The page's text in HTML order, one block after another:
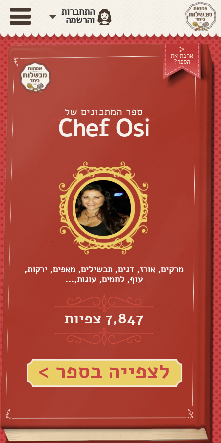
התחברות
והרשמה
אהבת את
הספר?
ספר המתכונים של
Chef Osi
מרקים, אורז, דגים, תבשילים, מאפים, ירקות,
עוף, לחמים, עוגות,...
7,847 צפיות
לצפייה בספר >